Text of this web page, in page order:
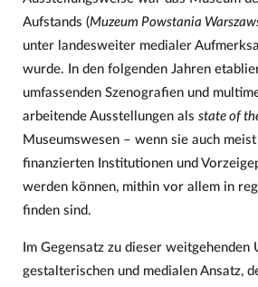
Aufstands (Muzeum Powstania
unter landesweiter medialer
wurde. In den folgenden Jahren
umfassenden Szenografien und
arbeitende Ausstellungen als state of
Museumswesen – wenn sie auch
finanzierten Institutionen und
werden können, mithin vor allem in
finden sind.
Im Gegensatz zu dieser
gestalterischen und medialen Ansatz,